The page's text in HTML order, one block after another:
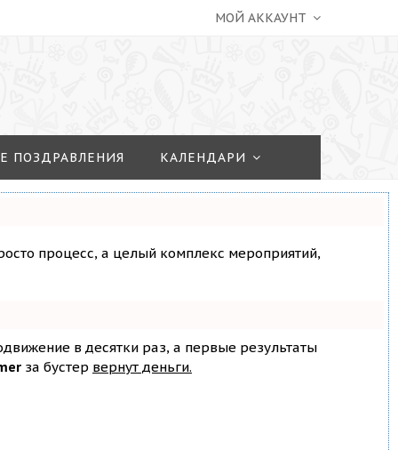
МОЙ АККАУНТ
ПОЗДРАВЛЕНИЯ КАЛЕНДАРИ
процесс, а целый комплекс мероприятий,
в десятки раз, а первые результаты
за бустер вернут деньги.